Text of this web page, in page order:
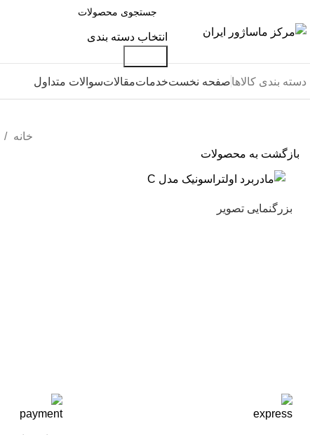
انتخاب دسته بندی
دسته بندی کالاهاصفحه نخستخدماتمقالاتسوالات متداول
خانه
بازگشت به محصولات
بزرگنمایی تصویر